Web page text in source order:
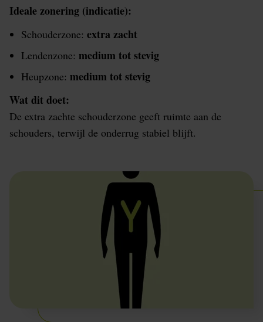
Ideale zonering (indicatie):
Schouderzone: extra zacht
Lendenzone: medium tot stevig
Heupzone: medium tot stevig
Wat dit doet:
De extra zachte schouderzone geeft ruimte aan de
schouders, terwijl de onderrug stabiel blijft.